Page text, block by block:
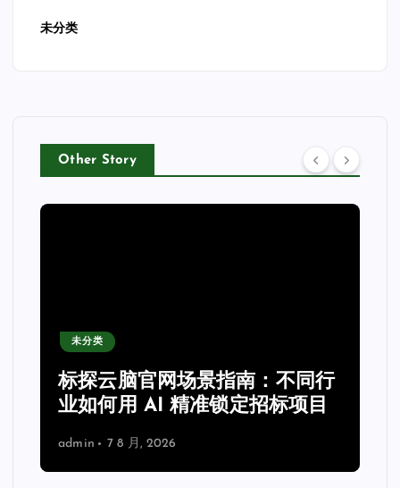
未分类
Other Story
未分类
标探云脑官网场景指南：不同行
业如何用 AI 精准锁定招标项目
admin 7 8 月, 2026